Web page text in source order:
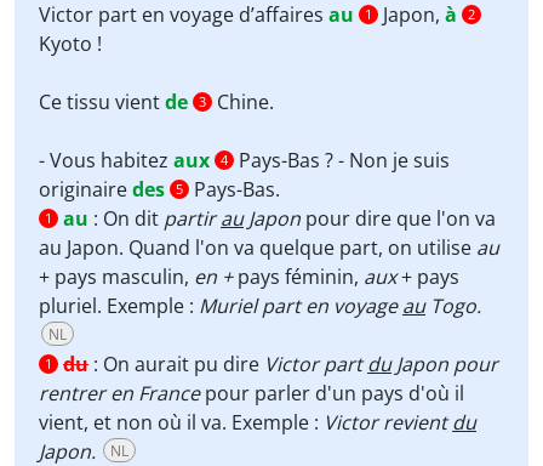
Victor part en voyage d’affaires au 1 Japon, à 2
Kyoto !
Ce tissu vientde 3 Chine.
- Vous habitez aux 4
Pays-Bas ? - Non je suis
originairedes 5 Pays-Bas.
1 au : On dit partirauJapon pour dire que l'on va
au Japon. Quand l'on va quelque part, on utilise au
+ pays masculin, en +pays féminin, aux+ pays
pluriel. Exemple : Muriel part en voyageauTogo.
NL
1 du : On aurait pu dire Victor partduJapon pour
rentrer en Francepour parler d'un pays d'où il
vient, et non où il va. Exemple : Victor revientdu
Japon.
NL